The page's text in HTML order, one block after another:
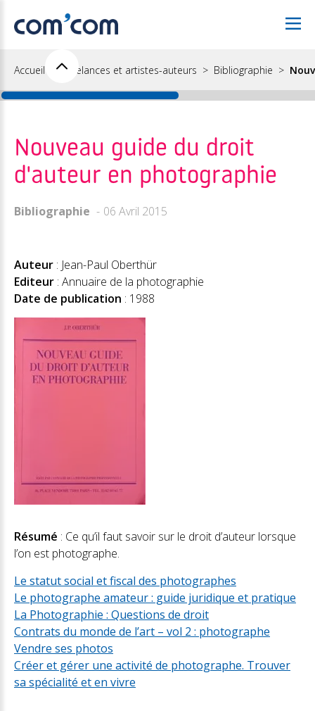
Accueil Freelances et artistes-auteurs Bibliographie
Nouveau guide du droit
d'auteur en photographie
Bibliographie 06 Avril 2015
Auteur : Jean-Paul Oberthür
Editeur : Annuaire de la photographie
Date de publication : 1988
Résumé : Ce qu’il faut savoir sur le droit d’auteur lorsque
l’on est photographe.
Le statut social et fiscal des photographes
Le photographe amateur : guide juridique et pratique
La Photographie : Questions de droit
Contrats du monde de l’art – vol 2 : photographe
Vendre ses photos
Créer et gérer une activité de photographe. Trouver
sa spécialité et en vivre